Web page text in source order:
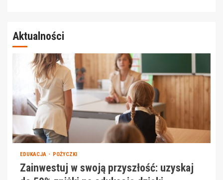
Aktualności
EDUKACJA POŻYCZKI
Zainwestuj w swoją przyszłość: uzyskaj